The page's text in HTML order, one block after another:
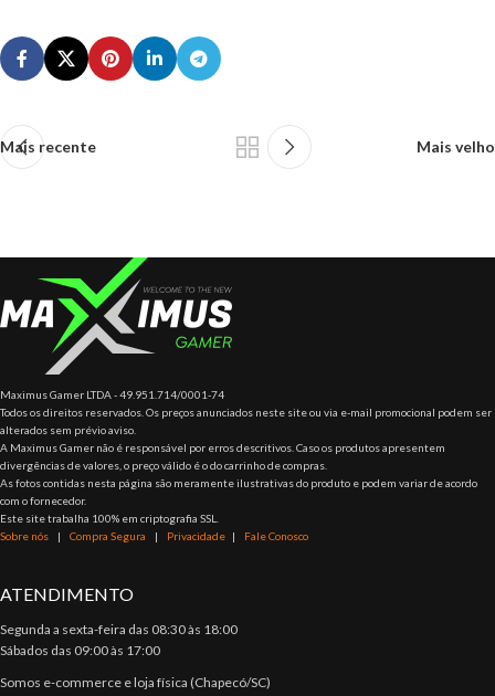
Mais recente Mais velho
Maximus Gamer LTDA - 49.951.714/0001-74
Todos os direitos reservados. Os preços anunciados neste site ou via e-mail promocional podem ser
alterados sem prévio aviso.
A Maximus Gamer não é responsável por erros descritivos. Caso os produtos apresentem
divergências de valores, o preço válido é o do carrinho de compras.
As fotos contidas nesta página são meramente ilustrativas do produto e podem variar de acordo
com o fornecedor.
Este site trabalha 100% em criptografia SSL.
Sobre nós | Compra Segura | Privacidade | Fale Conosco
ATENDIMENTO
Segunda a sexta-feira das 08:30 às 18:00
Sábados das 09:00 às 17:00
Somos e-commerce e loja física (Chapecó/SC)